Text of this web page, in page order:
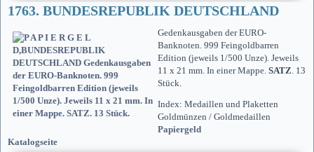
1763. BUNDESREPUBLIK DEUTSCHLAND
Gedenkausgaben der EURO-
Banknoten. 999 Feingoldbarren
Edition (jeweils 1/500 Unze). Jeweils
11 x 21 mm. In einer Mappe. SATZ. 13
Stück.
Index: Medaillen und Plaketten
Goldmünzen / Goldmedaillen
Papiergeld
Katalogseite